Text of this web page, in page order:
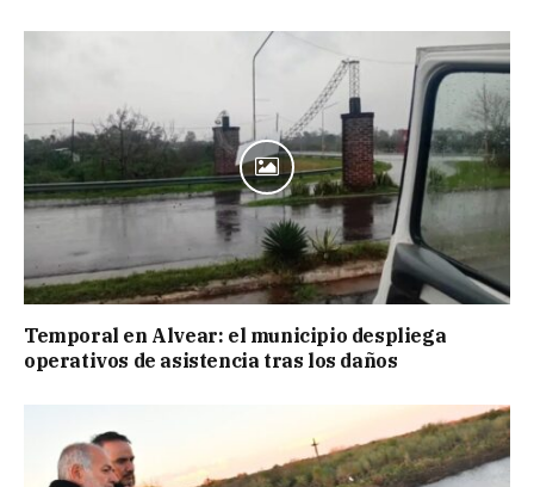
Temporal en Alvear: el municipio despliega
operativos de asistencia tras los daños